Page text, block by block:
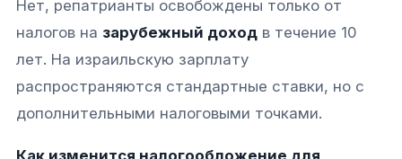
Нет, репатрианты освобождены только от
налогов на зарубежный доход в течение 10
лет. На израильскую зарплату
распространяются стандартные ставки, но с
дополнительными налоговыми точками.​​
Как изменится налогообложение для